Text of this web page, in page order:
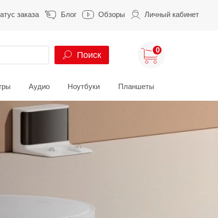
заказа Блог Обзоры Личный кабинет
Поиск
0
HUAWEI
HUAWEI Nova
HUAWEI Mate
Аудио Ноутбуки Планшеты